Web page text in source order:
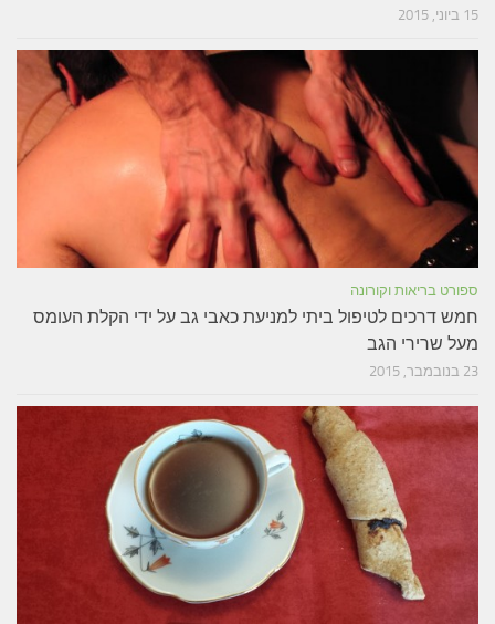
15 ביוני, 2015
ספורט בריאות וקורונה
חמש דרכים לטיפול ביתי למניעת כאבי גב על ידי הקלת העומס
מעל שרירי הגב
23 בנובמבר, 2015